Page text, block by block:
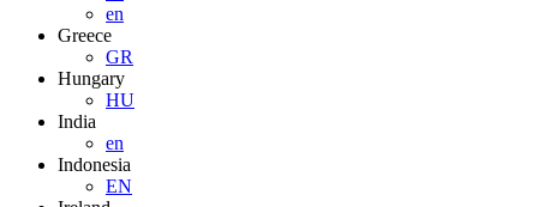
en
Greece
GR
Hungary
HU
India
en
Indonesia
EN